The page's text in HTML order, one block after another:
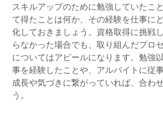
スキルアップのために勉強していたこ
て得たことは何か、その経験を仕事に
化しておきましょう。資格取得に挑戦
らなかった場合でも、取り組んだプロ
についてはアピールになります。勉強
事を経験したことや、アルバイトに従
成長や気づきに繋がっていれば、合わ
う。